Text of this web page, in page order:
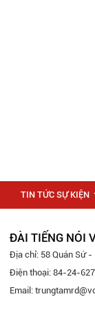
TIN TỨC SỰ KIỆN
ĐÀI TIẾNG NÓI
Địa chỉ: 58 Quán Sứ -
Điện thoại: 84-24-
Email: